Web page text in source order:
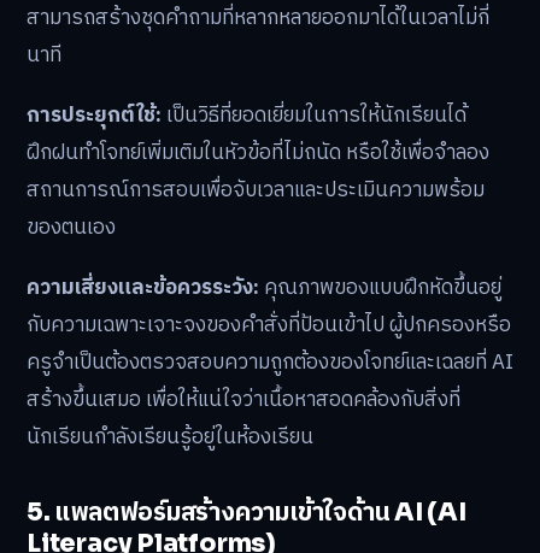
สามารถสร้างชุดคำถามที่หลากหลายออกมาได้ในเวลาไม่กี่
นาที
การประยุกต์ใช้: เป็นวิธีที่ยอดเยี่ยมในการให้นักเรียนได้
ฝึกฝนทำโจทย์เพิ่มเติมในหัวข้อที่ไม่ถนัด หรือใช้เพื่อจำลอง
สถานการณ์การสอบเพื่อจับเวลาและประเมินความพร้อม
ของตนเอง
ความเสี่ยงและข้อควรระวัง: คุณภาพของแบบฝึกหัดขึ้นอยู่
กับความเฉพาะเจาะจงของคำสั่งที่ป้อนเข้าไป ผู้ปกครองหรือ
ครูจำเป็นต้องตรวจสอบความถูกต้องของโจทย์และเฉลยที่ AI
สร้างขึ้นเสมอ เพื่อให้แน่ใจว่าเนื้อหาสอดคล้องกับสิ่งที่
นักเรียนกำลังเรียนรู้อยู่ในห้องเรียน
5. แพลตฟอร์มสร้างความเข้าใจด้าน AI (AI
Literacy Platforms)